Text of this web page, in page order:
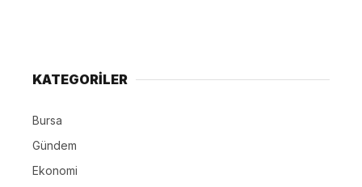
KATEGORİLER
Bursa
Gündem
Ekonomi